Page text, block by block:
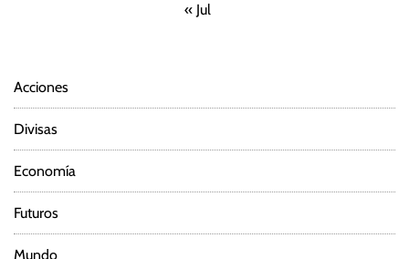
« Jul
Acciones
Divisas
Economía
Futuros
Mundo